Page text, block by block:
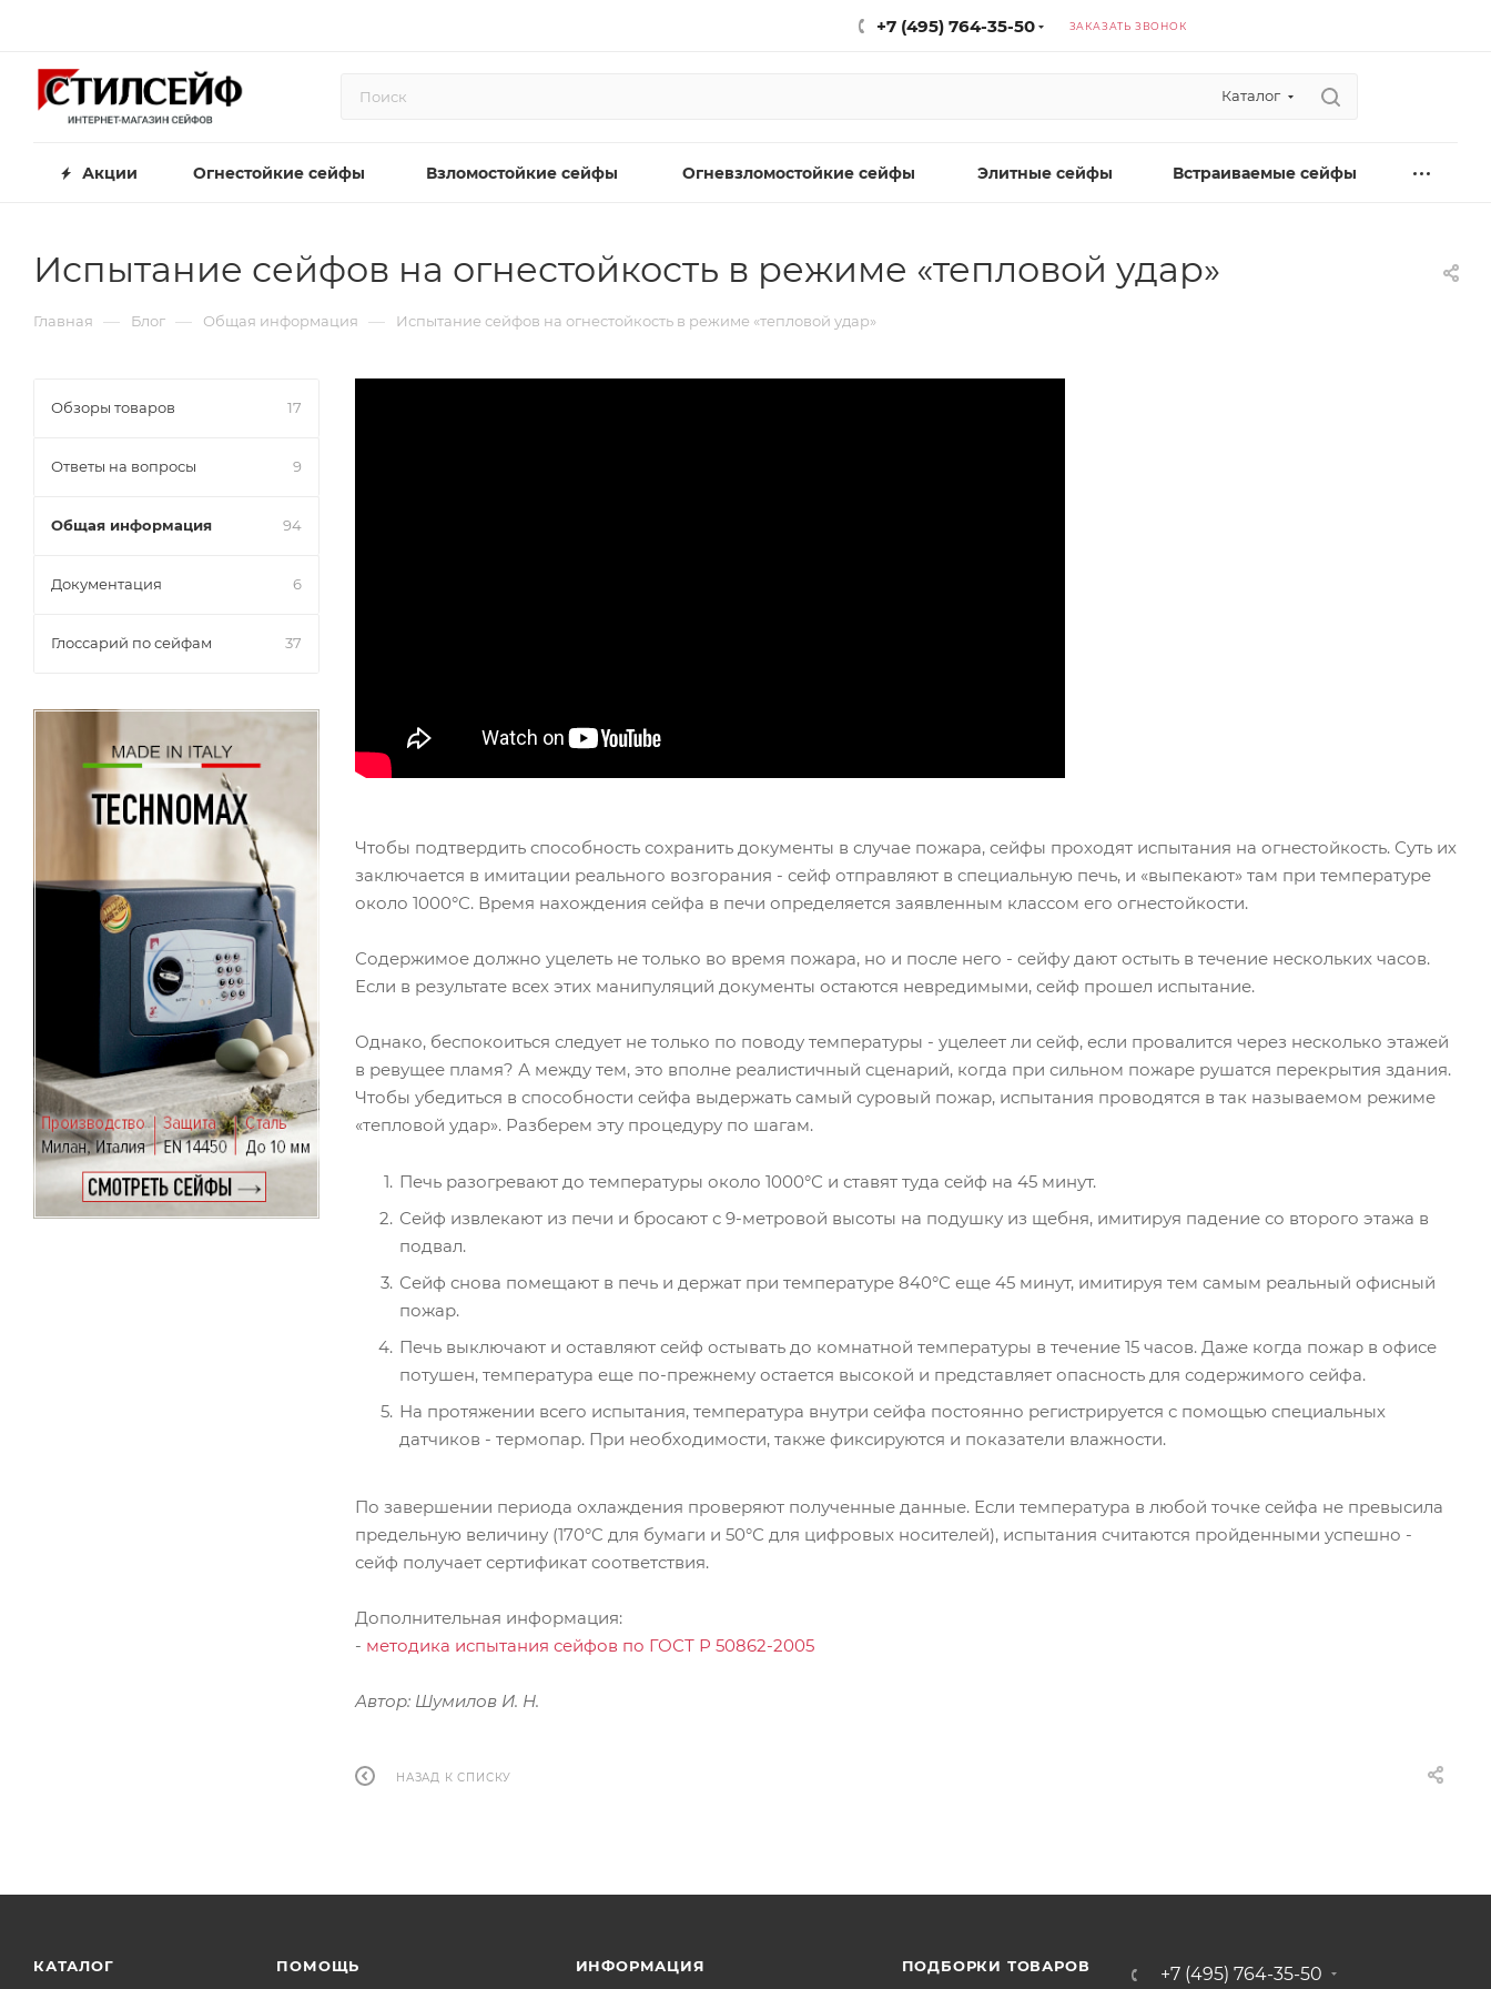
+7 (495) 764-35-50 ЗАКАЗАТЬ ЗВОНОК
Каталог
Акции Огнестойкие сейфы Взломостойкие сейфы Огневзломостойкие сейфы Элитные сейфы Встраиваемые сейфы
Испытание сейфов на огнестойкость в режиме «тепловой удар»
Главная — Блог — Общая информация — Испытание сейфов на огнестойкость в режиме «тепловой удар»
Чтобы подтвердить способность сохранить документы в случае пожара, сейфы проходят испытания на огнестойкость. Суть их
заключается в имитации реального возгорания - сейф отправляют в специальную печь, и «выпекают» там при температуре
около 1000°С. Время нахождения сейфа в печи определяется заявленным классом его огнестойкости.
Содержимое должно уцелеть не только во время пожара, но и после него - сейфу дают остыть в течение нескольких часов.
Если в результате всех этих манипуляций документы остаются невредимыми, сейф прошел испытание.
Однако, беспокоиться следует не только по поводу температуры - уцелеет ли сейф, если провалится через несколько этажей
в ревущее пламя? А между тем, это вполне реалистичный сценарий, когда при сильном пожаре рушатся перекрытия здания.
Чтобы убедиться в способности сейфа выдержать самый суровый пожар, испытания проводятся в так называемом режиме
«тепловой удар». Разберем эту процедуру по шагам.
Печь разогревают до температуры около 1000°С и ставят туда сейф на 45 минут.
Сейф извлекают из печи и бросают с 9-метровой высоты на подушку из щебня, имитируя падение со второго этажа в
подвал.
Сейф снова помещают в печь и держат при температуре 840°С еще 45 минут, имитируя тем самым реальный офисный
пожар.
Печь выключают и оставляют сейф остывать до комнатной температуры в течение 15 часов. Даже когда пожар в офисе
потушен, температура еще по-прежнему остается высокой и представляет опасность для содержимого сейфа.
На протяжении всего испытания, температура внутри сейфа постоянно регистрируется с помощью специальных
датчиков - термопар. При необходимости, также фиксируются и показатели влажности.
По завершении периода охлаждения проверяют полученные данные. Если температура в любой точке сейфа не превысила
предельную величину (170°C для бумаги и 50°С для цифровых носителей), испытания считаются пройденными успешно -
сейф получает сертификат соответствия.
Дополнительная информация:
- методика испытания сейфов по ГОСТ Р 50862-2005
Автор: Шумилов И. Н.
НАЗАД К СПИСКУ
Обзоры товаров 17
Ответы на вопросы 9
Общая информация 94
Документация 6
Глоссарий по сейфам 37
КАТАЛОГ ПОМОЩЬ ИНФОРМАЦИЯ ПОДБОРКИ ТОВАРОВ +7 (495) 764-35-50